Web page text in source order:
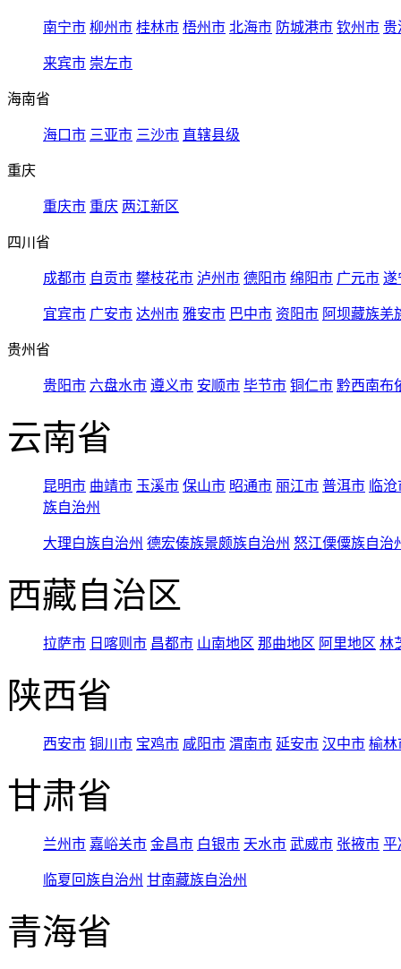
南宁市 柳州市 桂林市 梧州市 北海市 防城港市 钦州市 贵
来宾市 崇左市
海南省
海口市 三亚市 三沙市 直辖县级
重庆
重庆市 重庆 两江新区
四川省
成都市 自贡市 攀枝花市 泸州市 德阳市 绵阳市 广元市 遂
宜宾市 广安市 达州市 雅安市 巴中市 资阳市 阿坝藏族羌
贵州省
贵阳市 六盘水市 遵义市 安顺市 毕节市 铜仁市 黔西南布
云南省
昆明市 曲靖市 玉溪市 保山市 昭通市 丽江市 普洱市 临
族自治州
大理白族自治州 德宏傣族景颇族自治州 怒江傈僳族自治
西藏自治区
拉萨市 日喀则市 昌都市 山南地区 那曲地区 阿里地区 林
陕西省
西安市 铜川市 宝鸡市 咸阳市 渭南市 延安市 汉中市 榆林
甘肃省
兰州市 嘉峪关市 金昌市 白银市 天水市 武威市 张掖市 平
临夏回族自治州 甘南藏族自治州
青海省